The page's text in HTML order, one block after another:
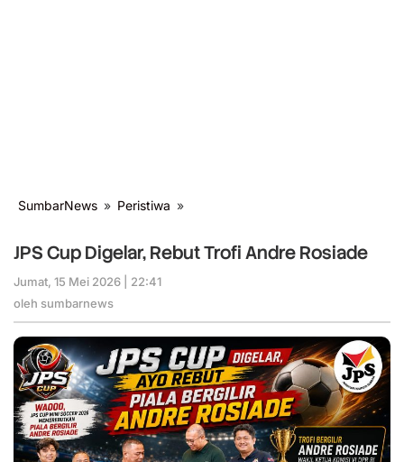
SumbarNews » Peristiwa »
Digelar,
Rebut
Rosiade
JPS Cup Digelar, Rebut Trofi Andre Rosiade
Jumat, 15 Mei 2026 | 22:41
oleh sumbarnews